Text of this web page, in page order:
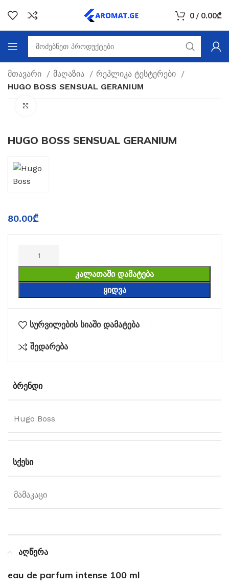
0 / 0.00₾
მთავარი მაღაზია
რეპლიკა ტესტერები
HUGO BOSS SENSUAL GERANIUM
HUGO BOSS SENSUAL GERANIUM
80.00₾
ᲙᲐᲚᲐᲗᲐᲨᲘ ᲓᲐᲛᲐᲢᲔᲑᲐ
ᲧᲘᲓᲕᲐ
სურვილების სიაში დამატება
შედარება
ᲑᲠᲔᲜᲓᲘ
Hugo Boss
ᲡᲥᲔᲡᲘ
მამაკაცი
აღწერა
eau de parfum intense 100 ml